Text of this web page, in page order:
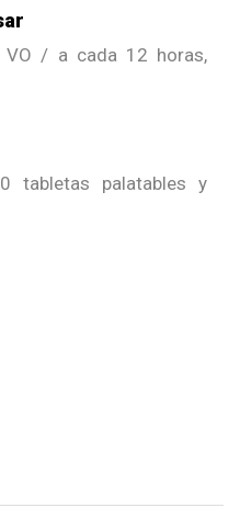
/ a cada 12 horas,
tabletas palatables y